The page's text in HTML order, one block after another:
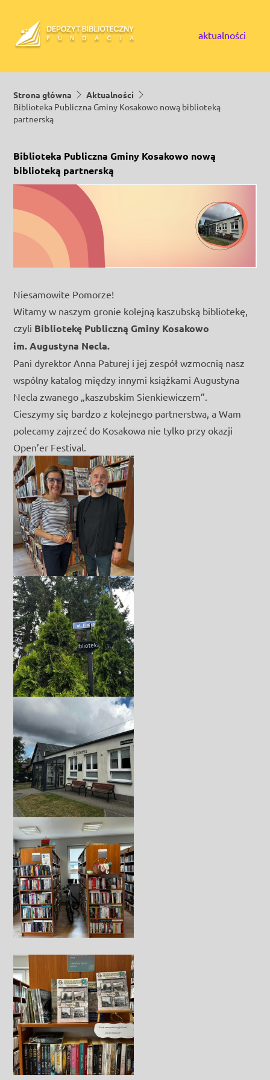
aktualności
Strona główna
Aktualności
Biblioteka Publiczna Gminy Kosakowo nową biblioteką
partnerską
Biblioteka Publiczna Gminy Kosakowo nową
biblioteką partnerską
Niesamowite Pomorze!
Witamy w naszym gronie kolejną kaszubską bibliotekę,
czyli Bibliotekę Publiczną Gminy Kosakowo
im. Augustyna Necla.
Pani dyrektor Anna Paturej i jej zespół wzmocnią nasz
wspólny katalog między innymi książkami Augustyna
Necla zwanego „kaszubskim Sienkiewiczem”.
Cieszymy się bardzo z kolejnego partnerstwa, a Wam
polecamy zajrzeć do Kosakowa nie tylko przy okazji
Open’er Festival.